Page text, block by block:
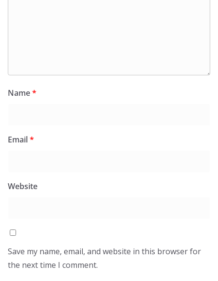
Name*
Email*
Website
Save my name, email, and website in this browser for
the next time I comment.